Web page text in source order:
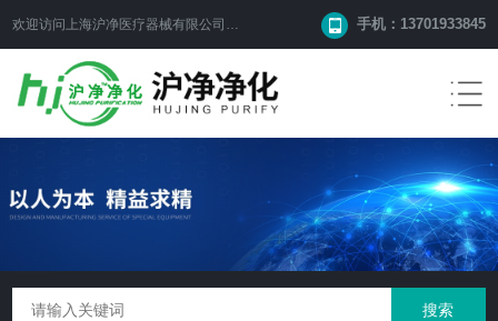
欢迎访问上海沪净医疗器械有限公司网站！ 手机：13701933845